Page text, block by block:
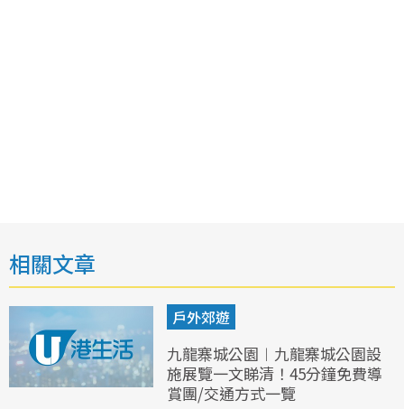
相關文章
戶外郊遊
九龍寨城公園︱九龍寨城公園設
施展覽一文睇清！45分鐘免費導
賞團/交通方式一覽